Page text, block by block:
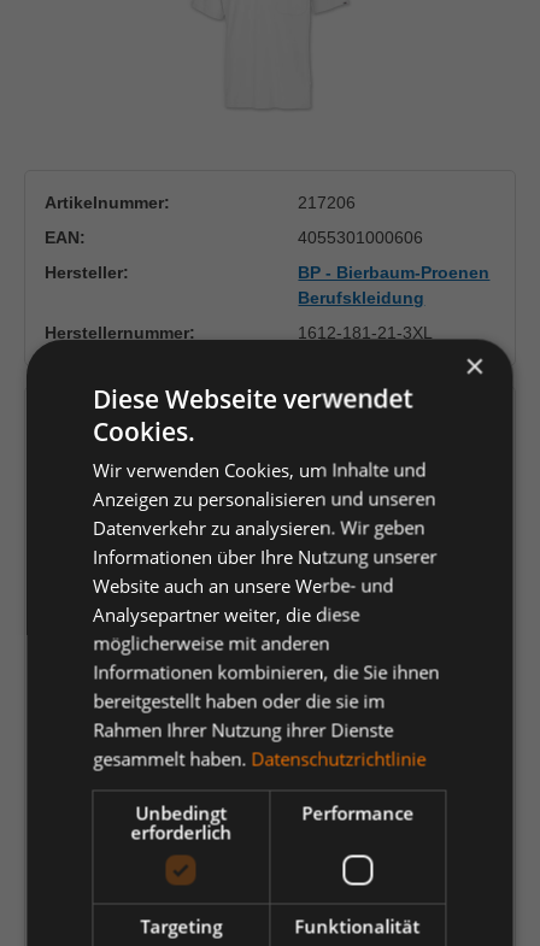
Hersteller:
BP - Bierbaum-Proenen
Berufskleidung
Artikelnummer:
217206
EAN:
4055301000606
Herstellernummer: 1612-181-21-3XL
Versandfertig in 4 Tagen, Lieferzeit 1-3 Tage
Farbeauswählen
anthrazit
(Diese Option ist zurzeit nicht verfügbar.)
azurblau
(Diese Option ist zurzeit nicht verfügbar.)
bordeaux
(Diese Option ist zurzeit nicht verfügbar.)
brombeere
(Diese Option ist zurzeit nicht
dunkelgrau
(Diese Option ist zurzeit nicht verfügbar.)(Diese Option ist zurzeit nicht
koralle
(Diese Option ist zurzeit
mittelgrün nachtblau ocean
(Diese Option ist zurzeit nicht verfügbar.)
orange
weiß
Größeauswählen
2XS 3XL 4XL 5XL 6XL
S XL
auswählen
BP® Sortiment
(Diese Option ist zurzeit nicht verfügbar.)
BP® Sortiment (NOS)
×
Diese Webseite verwendet
Cookies.
Wir verwenden Cookies, um Inhalte und
Anzeigen zu personalisieren und unseren
Datenverkehr zu analysieren. Wir geben
Informationen über Ihre Nutzung unserer
Website auch an unsere Werbe- und
Analysepartner weiter, die diese
möglicherweise mit anderen
Informationen kombinieren, die Sie ihnen
bereitgestellt haben oder die sie im
Rahmen Ihrer Nutzung ihrer Dienste
gesammelt haben. Datenschutzrichtlinie
Unbedingt
erforderlich
Performance
Targeting Funktionalität